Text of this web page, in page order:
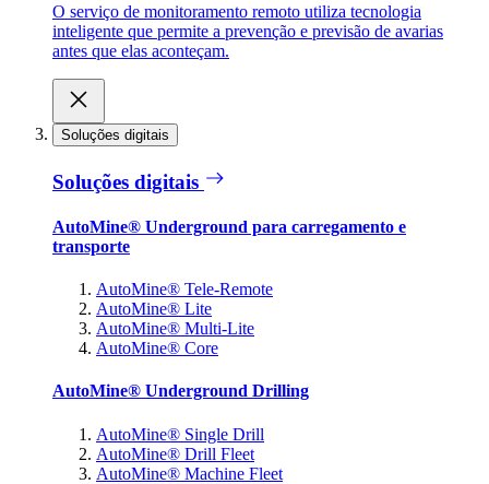
O serviço de monitoramento remoto utiliza tecnologia
inteligente que permite a prevenção e previsão de avarias
antes que elas aconteçam.
Soluções digitais
Soluções digitais
AutoMine® Underground para carregamento e
transporte
AutoMine® Tele-Remote
AutoMine® Lite
AutoMine® Multi-Lite
AutoMine® Core
AutoMine® Underground Drilling
AutoMine® Single Drill
AutoMine® Drill Fleet
AutoMine® Machine Fleet